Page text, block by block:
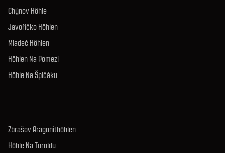
Chýnov Höhle
Javoříčko Höhlen
Mladeč Höhlen
Höhlen Na Pomezí
Höhle Na Špičáku
Zbrašov Aragonithöhlen
Höhle Na Turoldu